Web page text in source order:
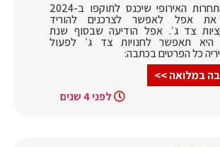
חוק התחרות האירופי שיכנס לתוקפו ב-2024
את אפל לאפשר לצרכנים להוריד
צד ג׳. אפל הודיעה שבסוף שנת
2023 היא תאפשר לחנויות צד ג׳ לפעול
כל הפרטים בכתבה:
במלואה >>
לפני 4 שנים